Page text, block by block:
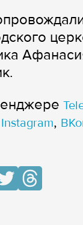
Instagram,